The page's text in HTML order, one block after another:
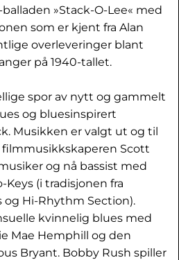
»Stack-O-Lee« med
som er kjent fra Alan
overleveringer blant
på 1940-tallet.
spor av nytt og gammelt
og bluesinspirert
Musikken er valgt ut og til
Scott
og nå bassist med
Keys (i tradisjonen fra
og Hi-Rhythm Section).
kvinnelig blues med
Mae Hemphill og den
Bryant. Bobby Rush spiller